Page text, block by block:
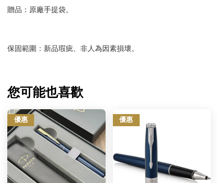
贈品：原廠手提袋。
保固範圍：新品瑕疵、非人為因素損壞。
您可能也喜歡
優惠 優惠